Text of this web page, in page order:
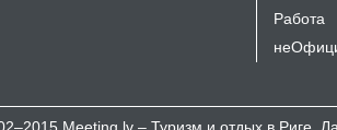
Работа